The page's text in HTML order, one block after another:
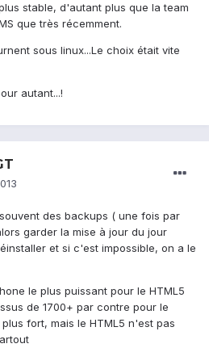
stable, d'autant plus que la team
que très récemment.
sous linux...Le choix était vite
autant...!
des backups ( une fois par
garder la mise à jour du jour
et si c'est impossible, on a le
le plus puissant pour le HTML5
de 1700+ par contre pour le
fort, mais le HTML5 n'est pas